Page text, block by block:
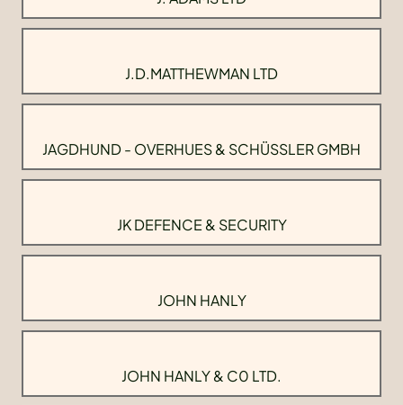
J.D.MATTHEWMAN LTD
JAGDHUND - OVERHUES & SCHÜSSLER GMBH
JK DEFENCE & SECURITY
JOHN HANLY
JOHN HANLY & C0 LTD.